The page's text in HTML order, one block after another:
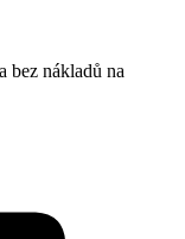
nákladů na